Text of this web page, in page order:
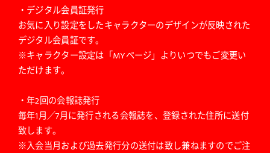
・デジタル会員証発行
お気に入り設定をしたキャラクターのデザインが反映された
デジタル会員証です。
※キャラクター設定は「MYページ」よりいつでもご変更い
ただけます。
・年2回の会報誌発行
毎年1月／7月に発行される会報誌を、登録された住所に送付
致します。
※入会当月および過去発行分の送付は致し兼ねますのでご注